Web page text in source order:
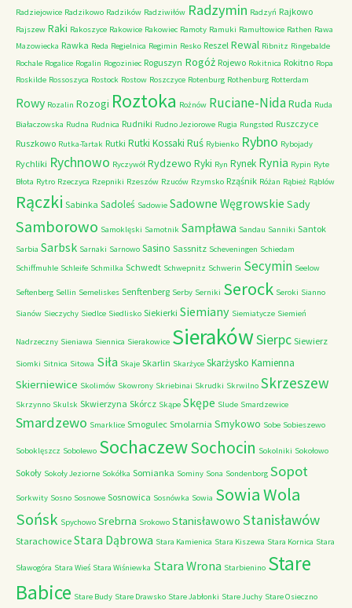
Radziejowice Radzikowo Radzików Radziwiłów Radzymin Radzyń Rajkowo
Rajszew Raki Rakoszyce Rakowice Rakowiec Ramoty Ramuki Ramułtowice Rathen Rawa
Mazowiecka Rawka Reda Regielnica Regimin Resko Reszel Rewal Ribnitz Ringebalde
Rochale Rogalice Rogalin Rogoziniec Roguszyn Rogóż Rojewo Rokitnica Rokitno Ropa
Roskilde Rossoszyca Rostock Rostow Roszczyce Rotenburg Rothenburg Rotterdam
Rowy Rozalin Rozogi Roztoka Rożnów Ruciane-NidaRuda Ruda
Białaczowska Rudna Rudnica Rudniki Rudno Jeziorowe Rugia Rungsted Ruszczyce
Ruszkowo Rutka-Tartak Rutki Rutki Kossaki Ruś Rybienko Rybno Rybojady
Rychliki Rychnowo Ryczywół Rydzewo Ryki Ryn Rynek Rynia Rypin Ryte
Błota Rytro Rzeczyca Rzepniki Rzeszów Rzuców Rzymsko Rząśnik Różan Rąbież Rąblów
Rączki Sabinka Sadoleś Sadowie Sadowne Węgrowskie Sady
Samborowo Samoklęski Samotnik Sampława Sandau Sanniki Santok
Sarbia Sarbsk Sarnaki Sarnowo Sasino Sassnitz Scheveningen Schiedam
Schiffmuhle Schleife Schmilka Schwedt Schwepnitz Schwerin Secymin Seelow
Seftenberg Sellin Semeliskes Senftenberg Serby Serniki Serock Seroki Sianno
Sianów Sieczychy Siedlce Siedlisko Siekierki Siemiany Siemiatycze Siemień
Nadrzeczny Sieniawa Siennica Sierakowice SierakówSierpc Siewierz
Siomki Sitnica Sitowa Siła Skaje Skarlin Skarżyce Skarżysko Kamienna
Skierniewice Skolimów Skowrony Skriebinai Skrudki Skrwilno Skrzeszew
Skrzynno Skulsk Skwierzyna Skórcz Skąpe Skępe Slude Smardzewice
Smardzewo Smarklice Smogulec Smolarnia Smykowo Sobe Sobieszewo
Soboklęszcz Sobolewo SochaczewSochocin Sokolniki Sokołowo
Sokoły Sokoły Jeziorne Sokółka Somianka Sominy Sona Sondenborg Sopot
Sorkwity Sosno Sosnowe Sosnowica Sosnówka Sowia Sowia Wola
Sońsk Spychowo Srebrna Srokowo Stanisławowo Stanisławów
Starachowice Stara Dąbrowa Stara Kamienica Stara Kiszewa Stara Kornica Stara
Sławogóra Stara Wieś Stara Wiśniewka Stara Wrona Starbienino Stare
Babice Stare Budy Stare Drawsko Stare Jabłonki Stare Juchy Stare Osieczno